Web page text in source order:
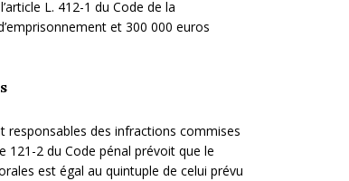
L. 412-1 du Code de la
et 300 000 euros
responsables des infractions commises
121-2 du Code pénal prévoit que le
est égal au quintuple de celui prévu